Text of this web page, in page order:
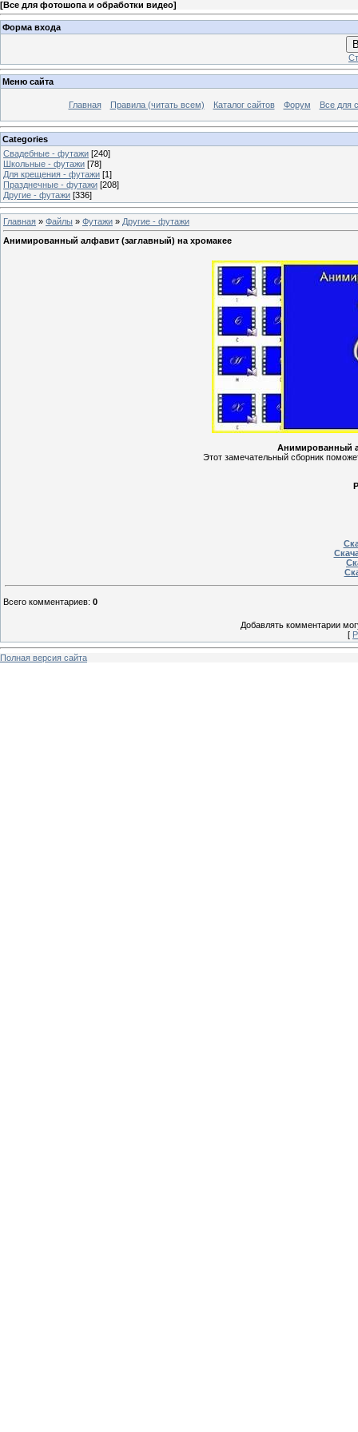
[Все для фотошопа и обработки видео]
Форма входа
Меню сайта
Главная Правила (читать всем) Каталог сайтов Форум Все для
Categories
Свадебные - футажи [240]
Школьные - футажи [78]
Для крещения - футажи [1]
Празднечные - футажи [208]
Другие - футажи [336]
Главная » Файлы » Футажи » Другие - футажи
Анимированный алфавит (заглавный) на хромакее
Анимированный
Этот замечательный сборник
Всего комментариев: 0
Добавлять комментарии
[
Полная версия сайта